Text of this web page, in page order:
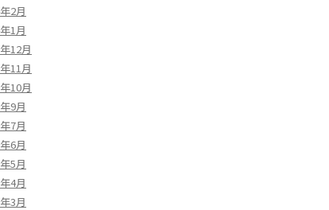
2月
1月
12月
11月
10月
9月
7月
6月
5月
4月
3月